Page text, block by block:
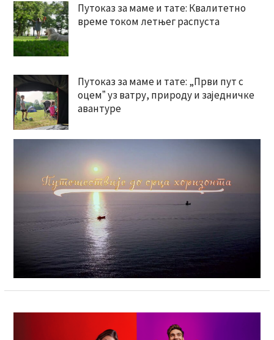
Путоказ за маме и тате: Квалитетно
време током летњег распуста
Путоказ за маме и тате: „Први пут с
оцемˮ уз ватру, природу и заједничке
авантуре